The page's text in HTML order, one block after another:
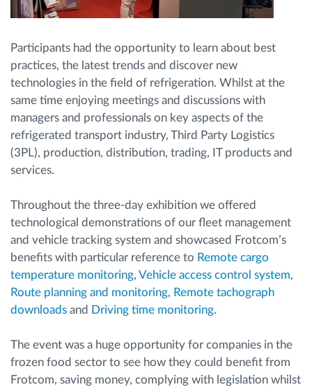
Participants had the opportunity to learn about best
practices, the latest trends and discover new
technologies in the field of refrigeration. Whilst at the
same time enjoying meetings and discussions with
managers and professionals on key aspects of the
refrigerated transport industry, Third Party Logistics
(3PL), production, distribution, trading, IT products and
services.
Throughout the three-day exhibition we offered
technological demonstrations of our fleet management
and vehicle tracking system and showcased Frotcom’s
benefits with particular reference to Remote cargo
temperature monitoring, Vehicle access control system,
Route planning and monitoring, Remote tachograph
downloads and Driving time monitoring.
The event was a huge opportunity for companies in the
frozen food sector to see how they could benefit from
Frotcom, saving money, complying with legislation whilst